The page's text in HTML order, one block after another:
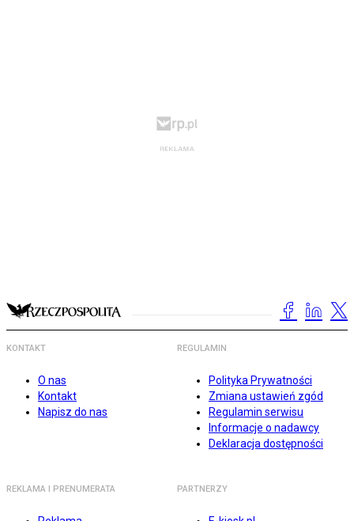
KONTAKT
O nas
Kontakt
Napisz do nas
REGULAMIN
Polityka Prywatności
Zmiana ustawień zgód
Regulamin serwisu
Informacje o nadawcy
Deklaracja dostępności
REKLAMA I PRENUMERATA PARTNERZY